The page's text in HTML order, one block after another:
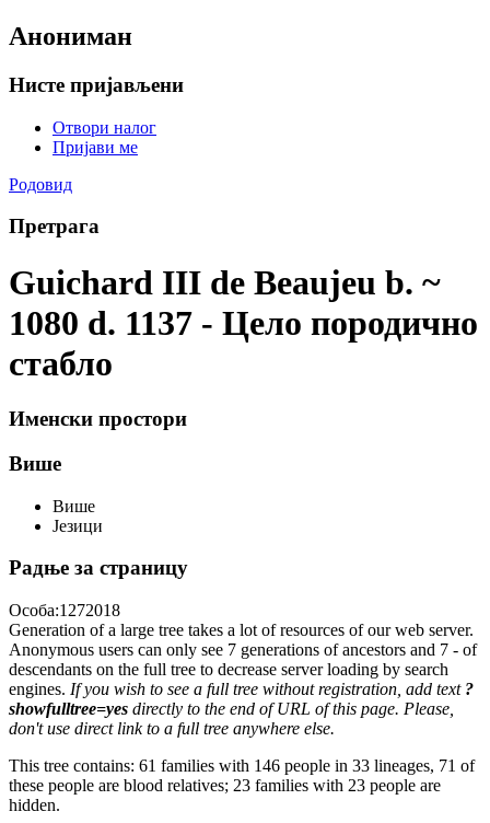
Анониман
Нисте пријављени
Отвори налог
Пријави ме
Родовид
Претрага
Guichard III de Beaujeu b. ~
1080 d. 1137 - Цело породично
стабло
Именски простори
Више
Више
Језици
Радње за страницу
Особа:1272018
Generation of a large tree takes a lot of resources of our web server.
Anonymous users can only see 7 generations of ancestors and 7 - of
descendants on the full tree to decrease server loading by search
engines. If you wish to see a full tree without registration, add text ?
showfulltree=yes directly to the end of URL of this page. Please,
don't use direct link to a full tree anywhere else.
This tree contains: 61 families with 146 people in 33 lineages, 71 of
these people are blood relatives; 23 families with 23 people are
hidden.